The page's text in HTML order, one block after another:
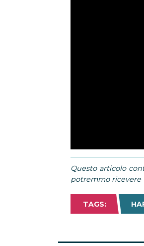
Questo articolo
potremmo ricevere
TAGS: